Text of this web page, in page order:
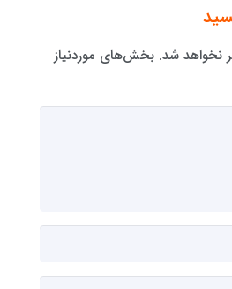
نخواهد شد. بخش‌های موردنیاز